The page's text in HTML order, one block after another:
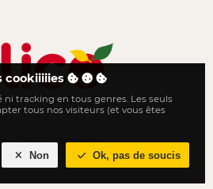
jamais été aussi proche
du Général De Gaulle
Neufchâtel-en-Bray
cookiiiiies
ni tracking en tous genres. Les seuls
tous nos visiteurs (et vous êtes
Non Ok, pas de soucis